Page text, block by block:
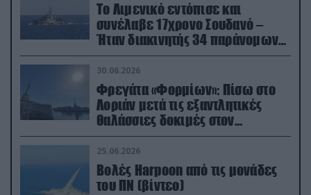
Το Λιμενικό εντόπισε και
συνέλαβε 17χρονο Σουδανό –
Ήταν διακινητής 34 παράνομων
μεταναστών
30.06.2026
Φρεγάτα «Φορμίων»: Πίσω στο
Λοριάν μετά τις εξαντλητικές
θαλάσσιες δοκιμές στον
απαιτητικό Βισκαϊκό
25.06.2026
Βολές Harpoon από τις μονάδες
του ΠΝ (βίντεο)